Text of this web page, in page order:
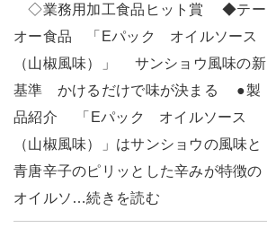
◇業務用加工食品ヒット賞 ◆テー
オー食品 「Eパック オイルソース
（山椒風味）」 サンショウ風味の新
基準 かけるだけで味が決まる ●製
品紹介 「Eパック オイルソース
（山椒風味）」はサンショウの風味と
青唐辛子のピリッとした辛みが特徴の
オイルソ…続きを読む